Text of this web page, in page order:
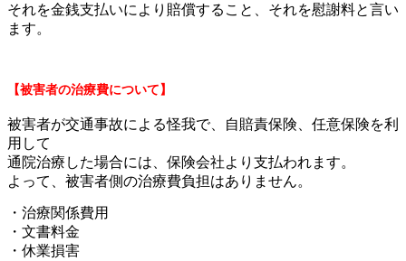
それを金銭支払いにより賠償すること、それを慰謝料と言い
ます。
【被害者の治療費について】
被害者が交通事故による怪我で、自賠責保険、任意保険を利
用して
通院治療した場合には、保険会社より支払われます。
よって、被害者側の治療費負担はありません。
・治療関係費用
・文書料金
・休業損害